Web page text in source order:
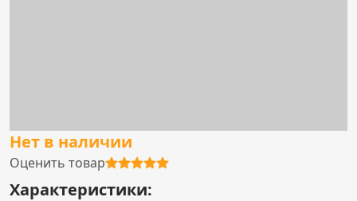
Нет в наличии
Оценить товар
Характеристики: